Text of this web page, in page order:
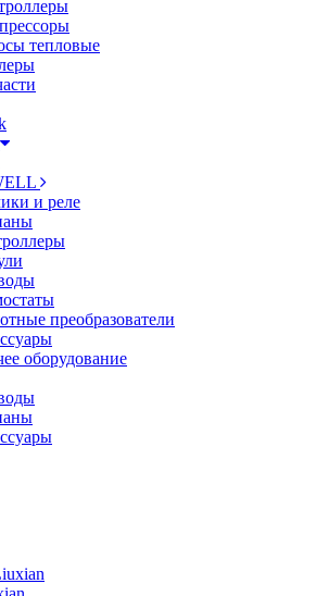
тепловые
и реле
преобразователи
оборудование